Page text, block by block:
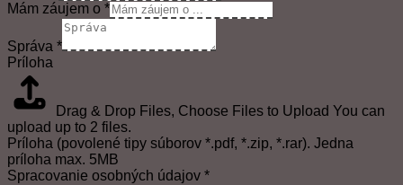
Mám záujem o *
Správa *
Príloha
Drag & Drop Files, Choose Files to Upload You can
upload up to 2 files.
Príloha (povolené tipy súborov *.pdf, *.zip, *.rar). Jedna
príloha max. 5MB
Spracovanie osobných údajov *